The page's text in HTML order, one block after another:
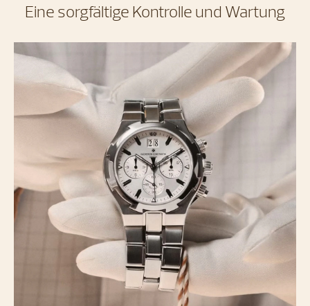
Eine sorgfältige Kontrolle und Wartung